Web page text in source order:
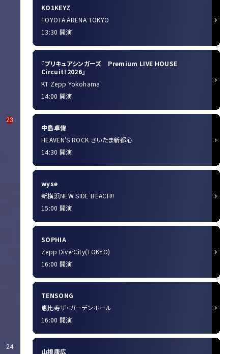
23
24
KO1KEYZ
TOYOTA ARENA TOKYO
13:30 開演
『プリキュアシンガーズ Premium LIVE HOUSE
Circuit！2026』
KT Zepp Yokohama
14:00 開演
中島卓偉
HEAVEN'S ROCK さいたま新都心
14:30 開演
wyse
新横浜NEW SIDE BEACH!!
15:00 開演
SOPHIA
Zepp DiverCity(TOKYO)
16:00 開演
TENSONG
恵比寿ザ・ガーデンホール
16:00 開演
山根康広